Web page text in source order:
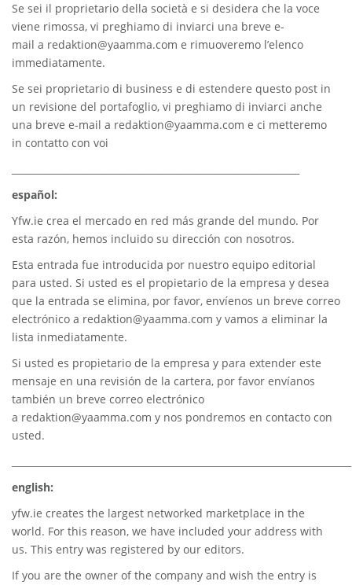
Se sei il proprietario della società e si desidera che la voce
viene rimossa, vi preghiamo di inviarci una breve e-
mail a redaktion@yaamma.com e rimuoveremo l’elenco
immediatamente.
Se sei proprietario di business e di estendere questo post in
un revisione del portafoglio, vi preghiamo di inviarci anche
una breve e-mail a redaktion@yaamma.com e ci metteremo
in contatto con voi
español:
Yfw.ie crea el mercado en red más grande del mundo. Por
esta razón, hemos incluido su dirección con nosotros.
Esta entrada fue introducida por nuestro equipo editorial
para usted. Si usted es el propietario de la empresa y desea
que la entrada se elimina, por favor, envíenos un breve correo
electrónico a redaktion@yaamma.com y vamos a eliminar la
lista inmediatamente.
Si usted es propietario de la empresa y para extender este
mensaje en una revisión de la cartera, por favor envíanos
también un breve correo electrónico
a redaktion@yaamma.com y nos pondremos en contacto con
usted.
english:
yfw.ie creates the largest networked marketplace in the
world. For this reason, we have included your address with
us. This entry was registered by our editors.
If you are the owner of the company and wish the entry is